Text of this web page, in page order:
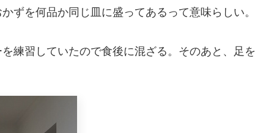
ずを何品か同じ皿に盛ってあるって意味らしい。
練習していたので食後に混ざる。そのあと、足を